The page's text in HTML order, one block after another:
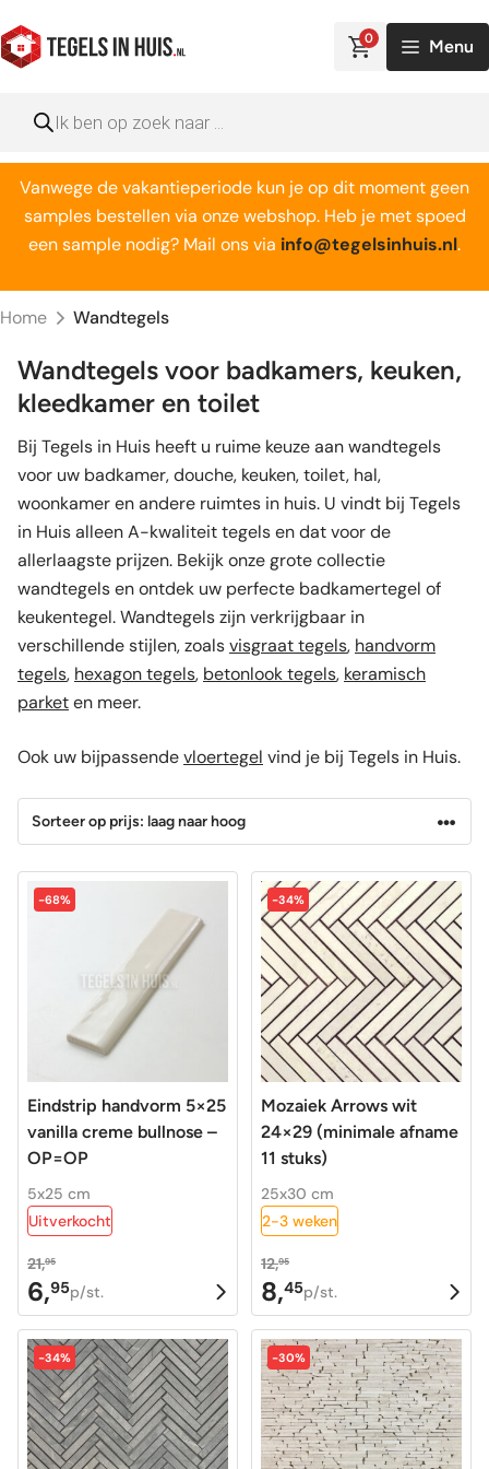
naar
de
0 Menu
zoeken
Vanwege de vakantieperiode kun je op dit moment geen
samples bestellen via onze webshop. Heb je met spoed
een sample nodig? Mail ons via info@tegelsinhuis.nl.
Home Wandtegels
Wandtegels voor badkamers, keuken,
kleedkamer en toilet
Bij Tegels in Huis heeft u ruime keuze aan wandtegels
voor uw badkamer, douche, keuken, toilet, hal,
woonkamer en andere ruimtes in huis. U vindt bij Tegels
in Huis alleen A-kwaliteit tegels en dat voor de
allerlaagste prijzen. Bekijk onze grote collectie
wandtegels en ontdek uw perfecte badkamertegel of
keukentegel. Wandtegels zijn verkrijgbaar in
verschillende stijlen, zoalsvisgraat tegels, handvorm
tegels, hexagon tegels, betonlook tegels, keramisch
parketen meer.
Ook uw bijpassendevloertegel vind je bij Tegels in Huis.
-68%
Eindstrip handvorm 5×25
vanilla creme bullnose –
OP=OP
5x25 cm
Uitverkocht
21,95
Oorspronkelijke
prijs
was:
21,95.
6,95
Huidige
prijs
is:
6,95.
p/st.
-34%
Mozaiek Arrows wit
24×29 (minimale afname
11 stuks)
25x30 cm
2-3 weken
12,95
Oorspronkelijke
prijs
was:
12,95.
8,45
Huidige
prijs
is:
8,45.
p/st.
-34% -30%